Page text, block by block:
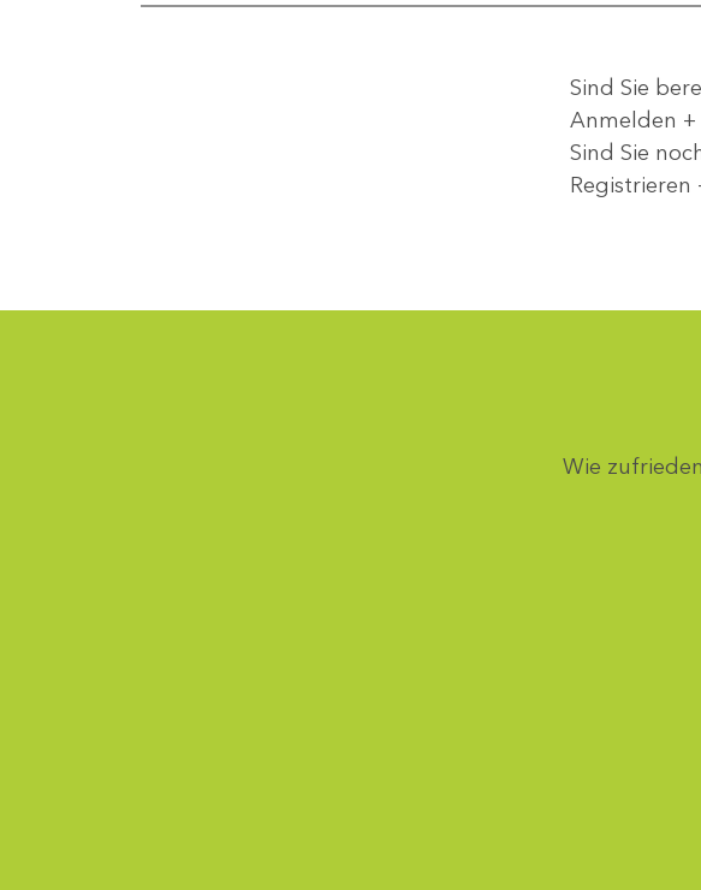
Sind Sie
Anmelden +
Sind Sie
Registrieren
Wie